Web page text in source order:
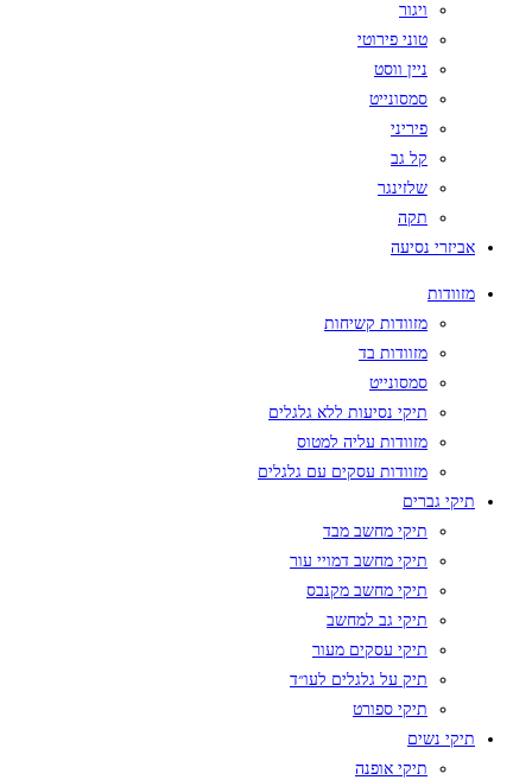
ויגור
טוני פירוטי
ניין ווסט
סמסונייט
פיריני
קל גב
שלזינגר
תקה
אביזרי נסיעה
מזוודות
מזוודות קשיחות
מזוודות בד
סמסונייט
תיקי נסיעות ללא גלגלים
מזוודות עליה למטוס
מזוודות עסקים עם גלגלים
תיקי גברים
תיקי מחשב מבד
תיקי מחשב דמויי עור
תיקי מחשב מקנבס
תיקי גב למחשב
תיקי עסקים מעור
תיק על גלגלים לעו״ד
תיקי ספורט
תיקי נשים
תיקי אופנה